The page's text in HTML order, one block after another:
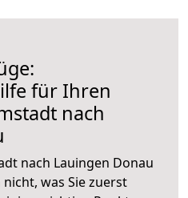
für Ihren
nach
nach Lauingen Donau
was Sie zuerst